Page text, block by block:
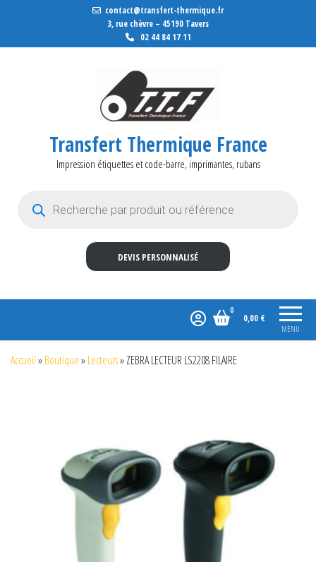
contact@transfert-thermique.fr
3, rue chèvre – 45190 Tavers
02 44 84 17 11
Transfert Thermique France
Impression étiquettes et code-barre, imprimantes, rubans
DEVIS PERSONNALISÉ
MENU
0
0,00 €
Accueil»Boutique»Lecteurs»ZEBRA LECTEUR LS2208 FILAIRE